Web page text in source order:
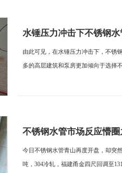
水锤压力冲击下不锈钢
由此可见，在水锤压力冲击下，不锈
多的高层建筑和泵房更加倾向于选择
不锈钢水管市场反应懵
今日不锈钢水管青山再度开盘，却突
吨，304冷轧，福建甬金四尺回调至